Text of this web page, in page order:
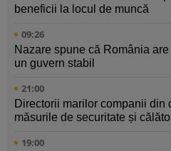
beneficii la locul de muncă
09:26
Nazare spune că România
un guvern stabil
21:00
Directorii marilor companii din
măsurile de securitate și
19:00